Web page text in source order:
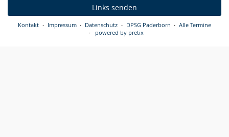
Links senden
Kontakt Impressum Datenschutz DPSG Paderborn
Alle Termine
powered by pretix